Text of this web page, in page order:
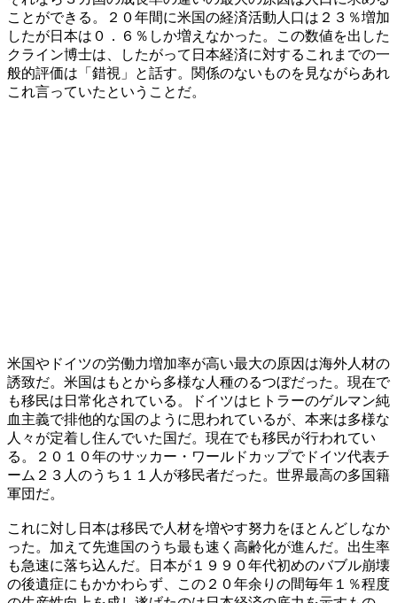
ことができる。２０年間に米国の経済活動人口は２３％増加
したが日本は０．６％しか増えなかった。この数値を出した
クライン博士は、したがって日本経済に対するこれまでの一
般的評価は「錯視」と話す。関係のないものを見ながらあれ
これ言っていたということだ。
米国やドイツの労働力増加率が高い最大の原因は海外人材の
誘致だ。米国はもとから多様な人種のるつぼだった。現在で
も移民は日常化されている。ドイツはヒトラーのゲルマン純
血主義で排他的な国のように思われているが、本来は多様な
人々が定着し住んでいた国だ。現在でも移民が行われてい
る。２０１０年のサッカー・ワールドカップでドイツ代表チ
ーム２３人のうち１１人が移民者だった。世界最高の多国籍
軍団だ。
これに対し日本は移民で人材を増やす努力をほとんどしなか
った。加えて先進国のうち最も速く高齢化が進んだ。出生率
も急速に落ち込んだ。日本が１９９０年代初めのバブル崩壊
の後遺症にもかかわらず、この２０年余りの間毎年１％程度